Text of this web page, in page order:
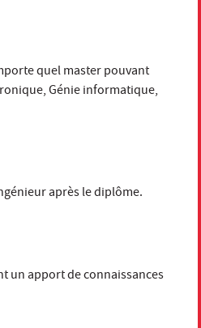
quel master pouvant
Génie informatique,
après le diplôme.
un apport de connaissances